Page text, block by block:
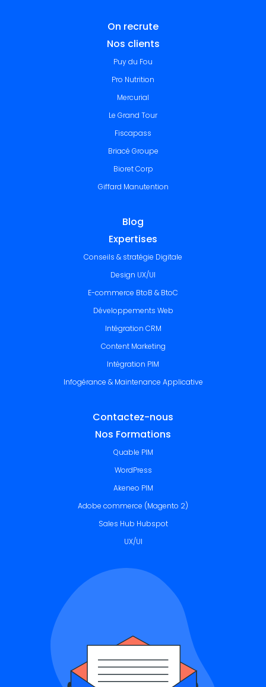
On recrute
Nos clients
Puy du Fou
Pro Nutrition
Mercurial
Le Grand Tour
Fiscapass
Briacé Groupe
Bioret Corp
Giffard Manutention
Blog
Expertises
Conseils & stratégie Digitale
Design UX/UI
E-commerce BtoB & BtoC
Développements Web
Intégration CRM
Content Marketing
Intégration PIM
Infogérance & Maintenance Applicative
Contactez-nous
Nos Formations
Quable PIM
WordPress
Akeneo PIM
Adobe commerce (Magento 2)
Sales Hub Hubspot
UX/UI